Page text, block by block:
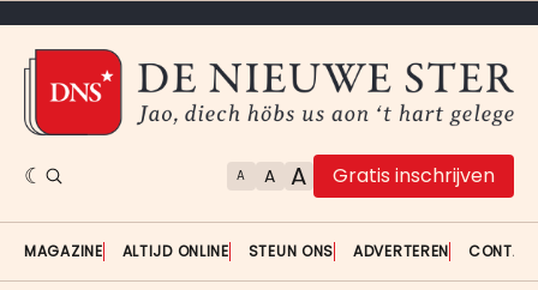
A A A Gratis inschrijven
MAGAZINE ALTIJD ONLINE STEUN ONS ADVERTEREN